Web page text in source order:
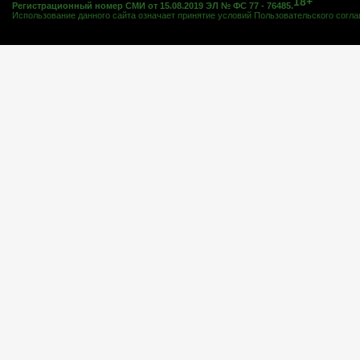
Регистрационный номер СМИ от 15.08.2019 ЭЛ № ФС 77 - 76485.
Использование данного сайта означает принятие условий Пользовательского